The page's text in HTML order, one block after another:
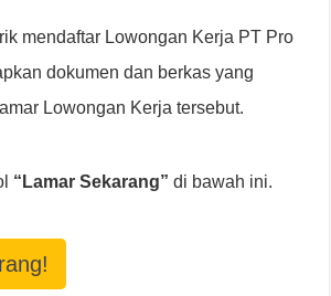
mendaftar Lowongan Kerja PT Pro
dokumen dan berkas yang
Lowongan Kerja tersebut.
“Lamar Sekarang” di bawah ini.